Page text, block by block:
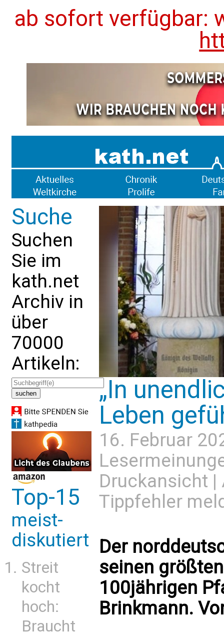
ab sofort verfügbar:
Suche
Suchen
Sie im
kath.net
Archiv in
über
70000
Artikeln:
Top-15
meist-
diskutiert
Streit
kocht
hoch:
Braucht
„In
Leben
16. Februar
Druckansicht |
Tippfehler
Der
seinen
100jährigen
Brinkmann.